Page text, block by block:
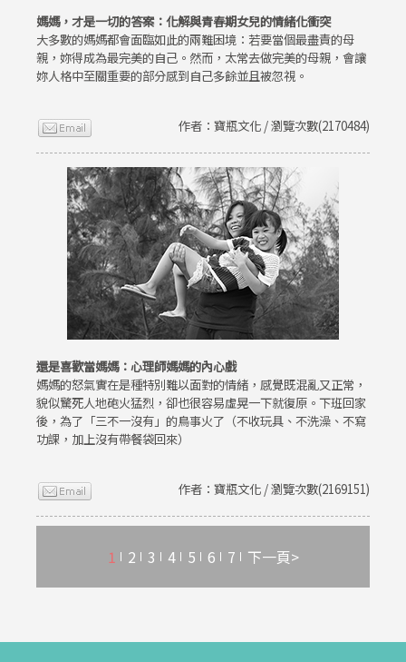
媽媽，才是一切的答案：化解與青春期女兒的情緒化衝突
大多數的媽媽都會面臨如此的兩難困境：若要當個最盡責的母
親，妳得成為最完美的自己。然而，太常去做完美的母親，會讓
妳人格中至關重要的部分感到自己多餘並且被忽視。
作者：寶瓶文化 / 瀏覽次數(2170484)
還是喜歡當媽媽：心理師媽媽的內心戲
媽媽的怒氣實在是種特別難以面對的情緒，感覺既混亂又正常，
貌似驚死人地砲火猛烈，卻也很容易虛晃一下就復原。下班回家
後，為了「三不一沒有」的鳥事火了（不收玩具、不洗澡、不寫
功課，加上沒有帶餐袋回來）
作者：寶瓶文化 / 瀏覽次數(2169151)
1 2 3 4 5 6 7 下一頁>